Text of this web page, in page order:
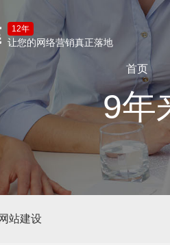
12年
让您的网络营销真正落地
首页
9年
网站建设